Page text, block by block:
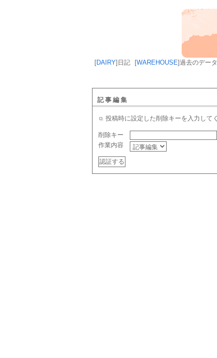
[DAIRY] 日記 [WAREHOUSE]過去のデータ
記事編集
投稿時に設定した削除キーを入力して
削除キー
作業内容